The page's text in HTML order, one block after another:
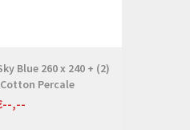
Blue 260 x 240 + (2)
Percale
,--